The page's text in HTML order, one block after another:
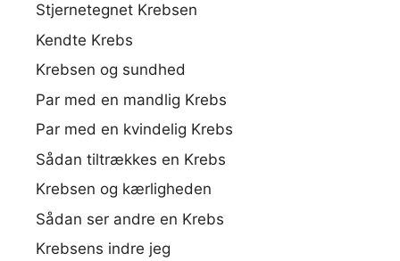
Stjernetegnet Krebsen
Kendte Krebs
Krebsen og sundhed
Par med en mandlig Krebs
Par med en kvindelig Krebs
Sådan tiltrækkes en Krebs
Krebsen og kærligheden
Sådan ser andre en Krebs
Krebsens indre jeg